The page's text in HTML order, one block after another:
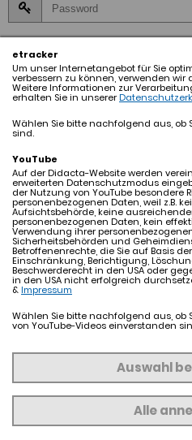
Anmeldung zum
nur für den Zugang zum
keinem Zeitpunkt
ANMELDEN
Schnellübersicht
Presse/News
didacta 2026
Teilnahmebedingungen für
Nettiquette
etracker
Um unser Internetangebot für Sie
verbessern zu können, verwenden wir
Weitere Informationen zur
erhalten Sie in unserer
Wählen Sie bitte nachfolgend aus, ob
sind.
YouTube
Auf der Didacta-Website werden
erweiterten Datenschutzmodus
der Nutzung von YouTube besondere
personenbezogenen Daten, weil z.B.
Aufsichtsbehörde, keine
personenbezogenen Daten, kein
Verwendung ihrer
Sicherheitsbehörden und
Betroffenenrechte, die Sie auf Basis
Einschränkung, Berichtigung,
Beschwerderecht in den USA oder
in den USA nicht erfolgreich
&Impressum
Wählen Sie bitte nachfolgend aus, ob
von YouTube-Videos einverstanden
Auswahl
Alle